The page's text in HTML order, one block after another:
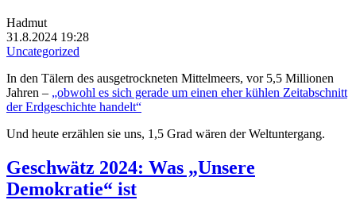
Hadmut
31.8.2024 19:28
Uncategorized
In den Tälern des ausgetrockneten Mittelmeers, vor 5,5 Millionen
Jahren – „obwohl es sich gerade um einen eher kühlen Zeitabschnitt
der Erdgeschichte handelt“
Und heute erzählen sie uns, 1,5 Grad wären der Weltuntergang.
Geschwätz 2024: Was „Unsere
Demokratie“ ist